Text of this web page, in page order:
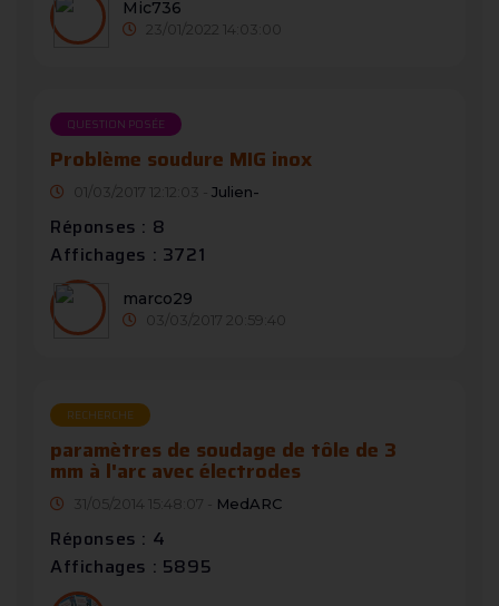
Mic736
23/01/2022 14:03:00
QUESTION POSÉE
Problème soudure MIG inox
01/03/2017 12:12:03 - Julien-
Réponses : 8
Affichages : 3721
marco29
03/03/2017 20:59:40
RECHERCHE
paramètres de soudage de tôle de 3
mm à l'arc avec électrodes
31/05/2014 15:48:07 - MedARC
Réponses : 4
Affichages : 5895